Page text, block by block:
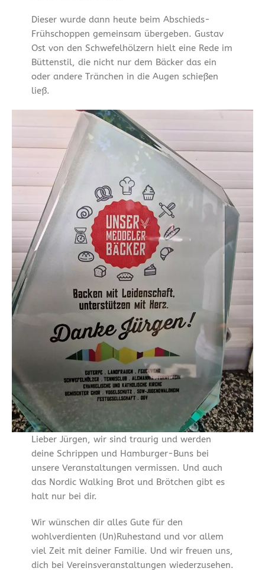
Dieser wurde dann heute beim Abschieds-
Frühschoppen gemeinsam übergeben. Gustav
Ost von den Schwefelhölzern hielt eine Rede im
Büttenstil, die nicht nur dem Bäcker das ein
oder andere Tränchen in die Augen schießen
ließ.
Lieber Jürgen, wir sind traurig und werden
deine Schrippen und Hamburger-Buns bei
unsere Veranstaltungen vermissen. Und auch
das Nordic Walking Brot und Brötchen gibt es
halt nur bei dir.
Wir wünschen dir alles Gute für den
wohlverdienten (Un)Ruhestand und vor allem
viel Zeit mit deiner Familie. Und wir freuen uns,
dich bei Vereinsveranstaltungen wiederzusehen.